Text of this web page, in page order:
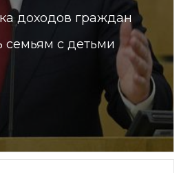
доходов граждан
с детьми